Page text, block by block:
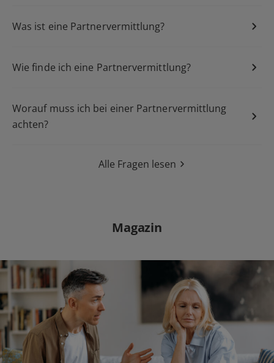
Was ist eine Partnervermittlung?
Wie finde ich eine Partnervermittlung?
Sie sucht ihn
Worauf muss ich bei einer Partnervermittlung
achten?
Alle Fragen lesen
Magazin